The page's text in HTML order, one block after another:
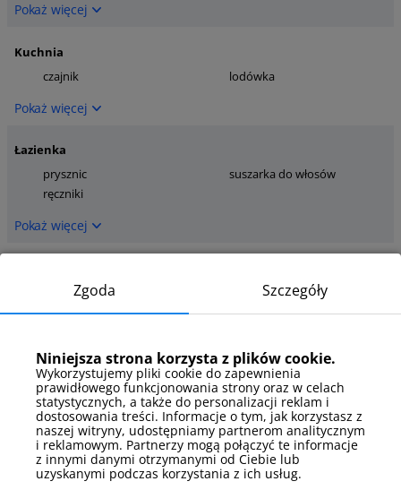
Pokaż więcej
Kuchnia
czajnik
lodówka
Pokaż więcej
Łazienka
prysznic
suszarka do włosów
ręczniki
Pokaż więcej
łóżko pojedyncze
łóżko podwójne
Łóżka - szczegóły
rozkładana sofa
dwuosobowa
łóżko w systemie
hotelowym
Pokaż więcej
Media
Zgoda Szczegóły
Niniejsza strona korzysta z plików cookie.
Wykorzystujemy pliki cookie do zapewnienia
prawidłowego funkcjonowania strony oraz w celach
statystycznych, a także do personalizacji reklam i
dostosowania treści. Informacje o tym, jak korzystasz z
naszej witryny, udostępniamy partnerom analitycznym
i reklamowym. Partnerzy mogą połączyć te informacje
z innymi danymi otrzymanymi od Ciebie lub
uzyskanymi podczas korzystania z ich usług.